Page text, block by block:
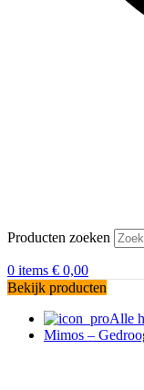
Producten zoeken
0 items € 0,00
Bekijk producten
Alle
Mimos –